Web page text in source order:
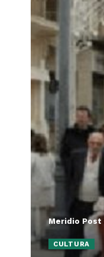
Meridio Post
CULTURA